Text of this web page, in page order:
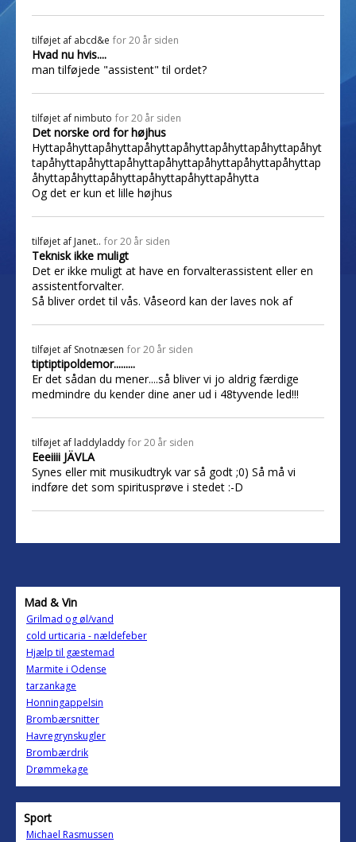
tilføjet af abcd&e for 20 år siden
Hvad nu hvis....
man tilføjede "assistent" til ordet?
tilføjet af nimbuto for 20 år siden
Det norske ord for højhus
Hyttapåhyttapåhyttapåhyttapåhyttapåhyttapåhyttapåhyt
tapåhyttapåhyttapåhyttapåhyttapåhyttapåhyttapåhyttap
åhyttapåhyttapåhyttapåhyttapåhyttapåhytta
Og det er kun et lille højhus
tilføjet af Janet.. for 20 år siden
Teknisk ikke muligt
Det er ikke muligt at have en forvalterassistent eller en
assistentforvalter.
Så bliver ordet til vås. Våseord kan der laves nok af
tilføjet af Snotnæsen for 20 år siden
tiptiptipoldemor.........
Er det sådan du mener....så bliver vi jo aldrig færdige
medmindre du kender dine aner ud i 48tyvende led!!!
tilføjet af laddyladdy for 20 år siden
Eeeiiii JÄVLA
Synes eller mit musikudtryk var så godt ;0) Så må vi
indføre det som spiritusprøve i stedet :-D
Mad & Vin
Grilmad og øl/vand
cold urticaria - nældefeber
Hjælp til gæstemad
Marmite i Odense
tarzankage
Honningappelsin
Brombærsnitter
Havregrynskugler
Brombærdrik
Drømmekage
Sport
Michael Rasmussen